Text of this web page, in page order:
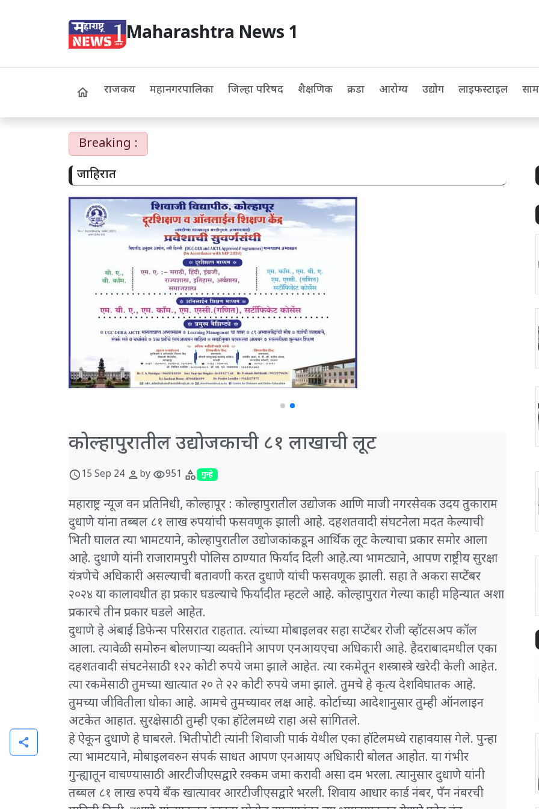
Maharashtra News 1
home राजकीय महानगरपालिका जिल्हा परिषद शैक्षणिक क्रीडा आरोग्य उद्योग लाइफस्टाइल
Breaking :
जाहिरात
कोल्हापुरातील उद्योजकाची ८१ लाखाची लूट
schedule15 Sep 24 personby visibility951 category गुन्हे
महाराष्ट्र न्यूज वन प्रतिनिधी, कोल्हापूर : कोल्हापुरातील उद्योजक आणि माजी नगरसेवक उदय तुकाराम
दुधाणे यांना तब्बल ८१ लाख रुपयांची फसवणूक झाली आहे. दहशतवादी संघटनेला मदत केल्याची
भिती घालत त्या भामटयाने, कोल्हापुरातील उद्योजकांकडून आर्थिक लूट केल्याचा प्रकार समोर आला
आहे. दुधाणे यांनी राजारामपुरी पोलिस ठाण्यात फिर्याद दिली आहे.त्या भामट्याने, आपण राष्ट्रीय सुरक्षा
यंत्रणेचे अधिकारी असल्याची बतावणी करत दुधाणे यांची फसवणूक झाली. सहा ते अकरा सप्टेंबर
२०२४ या कालावधीत हा प्रकार घडल्याचे फिर्यादीत म्हटले आहे. कोल्हापुरात गेल्या काही महिन्यात अशा
प्रकारचे तीन प्रकार घडले आहेत.
दुधाणे हे अंबाई डिफेन्स परिसरात राहतात. त्यांच्या मोबाइलवर सहा सप्टेंबर रोजी व्हॉटसअप कॉल
आला. त्यावेळी समोरुन बोलणाऱ्या व्यक्तीने आपण एनआयएचा अधिकारी आहे. हैदराबादमधील एका
दहशतवादी संघटनेसाठी १२२ कोटी रुपये जमा झाले आहेत. त्या रकमेतून शस्त्रास्त्रे खरेदी केली आहेत.
त्या रकमेसाठी तुमच्या खात्यात २० ते २२ कोटी रुपये जमा झाले. तुमचे हे कृत्य देशविघातक आहे.
तुमच्या जीवितीला धोका आहे. आमचे तुमच्यावर लक्ष आहे. कोर्टाच्या आदेशानुसार तुम्ही ऑनलाइन
अटकेत आहात. सुरक्षेसाठी तुम्ही एका हॉटेलमध्ये राहा असे सांगितले.
हे ऐकून दुधाणे हे घाबरले. भितीपोटी त्यांनी शिवाजी पार्क येथील एका हॉटेलमध्ये राहावयास गेले. पुन्हा
त्या भामटयाने, मोबाइलवरुन संपर्क साधत आपण एनआयए अधिकारी बोलत आहोत. या गंभीर
गुन्ह्यातून वाचण्यासाठी आरटीजीएसद्वारे रक्कम जमा करावी असा दम भरला. त्यानुसार दुधाणे यांनी
तब्बल ८१ लाख रुपये बँक खात्यावर आरटीजीएसद्वारे भरली. शिवाय आधार कार्ड नंबर, पॅन नंबरची
share